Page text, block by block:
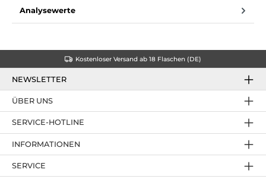
Analysewerte
Kostenloser Versand ab 18 Flaschen (DE)
NEWSLETTER
SERVICE-HOTLINE
ÜBER UNS
INFORMATIONEN
SERVICE